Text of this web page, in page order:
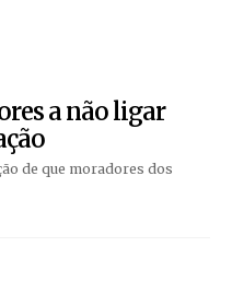
a não ligar
de que moradores dos